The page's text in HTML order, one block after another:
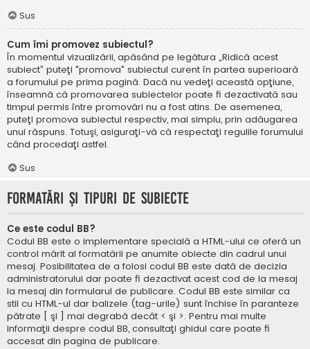
Sus
Cum îmi promovez subiectul?
În momentul vizualizării, apăsând pe legătura „Ridică acest
subiect” puteţi "promova" subiectul curent în partea superioară
a forumului pe prima pagină. Dacă nu vedeţi această opţiune,
înseamnă că promovarea subiectelor poate fi dezactivată sau
timpul permis între promovări nu a fost atins. De asemenea,
puteţi promova subiectul respectiv, mai simplu, prin adăugarea
unui răspuns. Totuşi, asiguraţi-vă că respectaţi regulile forumului
când procedaţi astfel.
Sus
Formatări şi tipuri de subiecte
Ce este codul BB?
Codul BB este o implementare specială a HTML-ului ce oferă un
control mărit al formatării pe anumite obiecte din cadrul unui
mesaj. Posibilitatea de a folosi codul BB este dată de decizia
administratorului dar poate fi dezactivat acest cod de la mesaj
la mesaj din formularul de publicare. Codul BB este similar ca
stil cu HTML-ul dar balizele (tag-urile) sunt închise în paranteze
pătrate [ şi ] mai degrabă decât < şi >. Pentru mai multe
informaţii despre codul BB, consultaţi ghidul care poate fi
accesat din pagina de publicare.